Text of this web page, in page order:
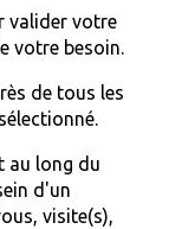
valider votre
votre besoin.
de tous les
au long du
d'un
visite(s),